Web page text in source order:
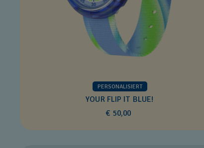
PERSONALISIERT
YOUR FLIP IT BLUE!
€ 50,00